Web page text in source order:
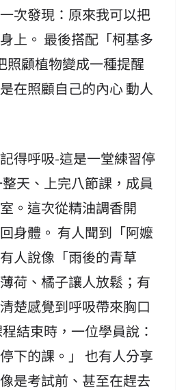
次發現：原來我可以把
上。 最後搭配「柯基多
照顧植物變成一種提醒
照顧自己的內心 動人
得呼吸-這是一堂練習停
天、上完八節課，成員
。這次從精油調香開
身體。 有人聞到「阿嬤
人說像「雨後的青草
荷、橘子讓人放鬆；有
楚感覺到呼吸帶來胸口
結束時，一位學員說：
下的課。」 也有人分享
是考試前、甚至在趕去